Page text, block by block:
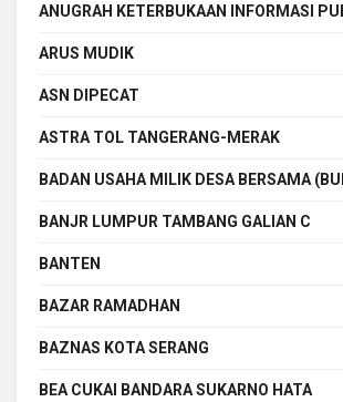
ANUGRAH KETERBUKAAN INFORMASI
ARUS MUDIK
ASN DIPECAT
ASTRA TOL TANGERANG-MERAK
BADAN USAHA MILIK DESA BERSAMA
BANJR LUMPUR TAMBANG GALIAN C
BANTEN
BAZAR RAMADHAN
BAZNAS KOTA SERANG
BEA CUKAI BANDARA SUKARNO HATA